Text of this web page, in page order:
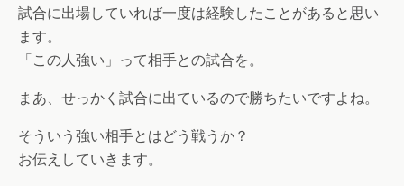
試合に出場していれば一度は経験したことがあると思い
ます。
「この人強い」って相手との試合を。
まあ、せっかく試合に出ているので勝ちたいですよね。
そういう強い相手とはどう戦うか？
お伝えしていきます。